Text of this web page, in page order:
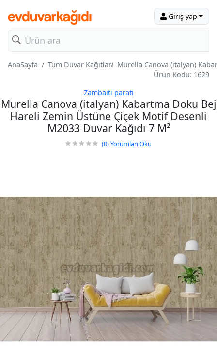
Giriş yap
AnaSayfa Tüm Duvar Kağıtları Murella Canova (italyan)
Ürün Kodu: 1629
Zambaiti parati
Murella Canova (italyan) Kabartma Doku Bej
Hareli Zemin Üstüne Çiçek Motif Desenli
M2033 Duvar Kağıdı 7 M²
(0)Yorumları Oku